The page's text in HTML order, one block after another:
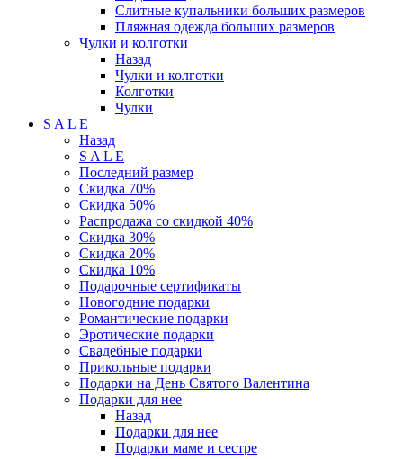
Слитные купальники больших размеров
Пляжная одежда больших размеров
Чулки и колготки
Назад
Чулки и колготки
Колготки
Чулки
S A L E
Назад
S A L E
Последний размер
Скидка 70%
Скидка 50%
Распродажа со скидкой 40%
Скидка 30%
Скидка 20%
Скидка 10%
Подарочные сертификаты
Новогодние подарки
Романтические подарки
Эротические подарки
Свадебные подарки
Прикольные подарки
Подарки на День Святого Валентина
Подарки для нее
Назад
Подарки для нее
Подарки маме и сестре